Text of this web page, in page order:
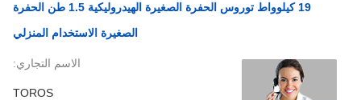
19 كيلوواط توروس الحفرة الصغيرة الهيدروليكية 1.5 طن الحفرة
الصغيرة الاستخدام المنزلي
الاسم التجاري:
TOROS